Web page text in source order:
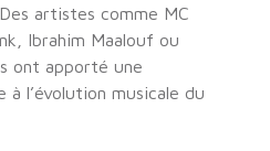
artistes comme MC
Ibrahim Maalouf ou
ont apporté une
l’évolution musicale du